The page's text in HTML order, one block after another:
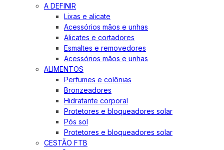
A DEFINIR
Lixas e alicate
Acessórios mãos e unhas
Alicates e cortadores
Esmaltes e removedores
Acessórios mãos e unhas
ALIMENTOS
Perfumes e colônias
Bronzeadores
Hidratante corporal
Protetores e bloqueadores solar
Pós sol
Protetores e bloqueadores solar
CESTÃO FTB